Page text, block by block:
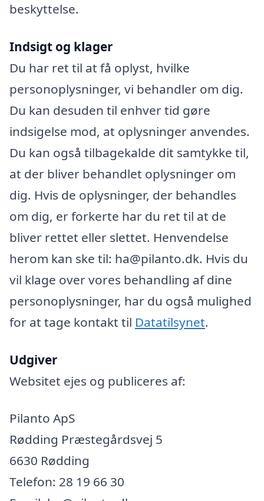
beskyttelse.
Indsigt og klager
Du har ret til at få oplyst, hvilke
personoplysninger, vi behandler om dig.
Du kan desuden til enhver tid gøre
indsigelse mod, at oplysninger anvendes.
Du kan også tilbagekalde dit samtykke til,
at der bliver behandlet oplysninger om
dig. Hvis de oplysninger, der behandles
om dig, er forkerte har du ret til at de
bliver rettet eller slettet. Henvendelse
herom kan ske til: ha@pilanto.dk. Hvis du
vil klage over vores behandling af dine
personoplysninger, har du også mulighed
for at tage kontakt til Datatilsynet.
Udgiver
Websitet ejes og publiceres af:
Pilanto ApS
Rødding Præstegårdsvej 5
6630 Rødding
Telefon: 28 19 66 30